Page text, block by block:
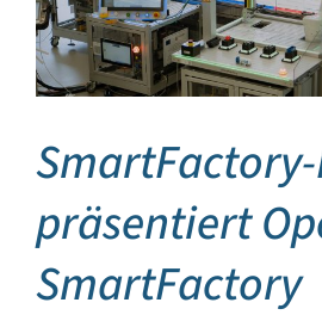
präsentiert
SmartFactory